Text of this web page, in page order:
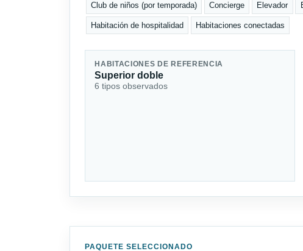
Club de niños (por temporada) Concierge Elevador
Habitación de hospitalidad Habitaciones conectadas
HABITACIONES DE REFERENCIA
Superior doble
6 tipos observados
PAQUETE SELECCIONADO